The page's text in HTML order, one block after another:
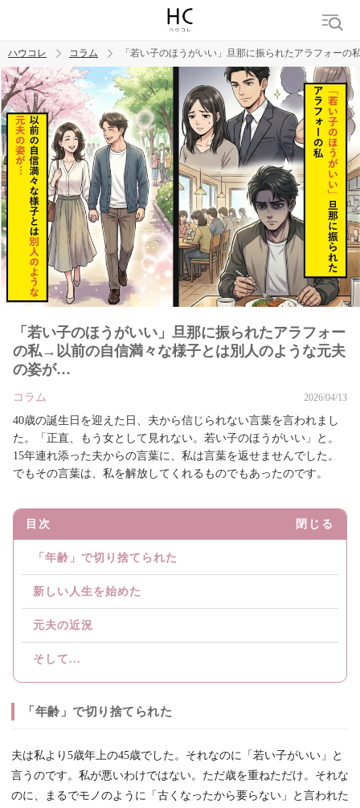
トレンド ワード
男の本音 男ウケ NG行動 彼女 イイ女 婚活
ハウコレ コラム 「若い子のほうがいい」旦那に振られたアラフォー
「若い子のほうがいい」旦那に振られたアラフォー
の私→以前の自信満々な様子とは別人のような元夫
の姿が…
コラム 2026/04/13
40歳の誕生日を迎えた日、夫から信じられない言葉を言われまし
た。「正直、もう女として見れない。若い子のほうがいい」と。
15年連れ添った夫からの言葉に、私は言葉を返せませんでした。
でもその言葉は、私を解放してくれるものでもあったのです。
目次 閉じる
「年齢」で切り捨てられた
新しい人生を始めた
元夫の近況
そして...
「年齢」で切り捨てられた
夫は私より5歳年上の45歳でした。それなのに「若い子がいい」と
言うのです。私が悪いわけではない。ただ歳を重ねただけ。それな
のに、まるでモノのように「古くなったから要らない」と言われた